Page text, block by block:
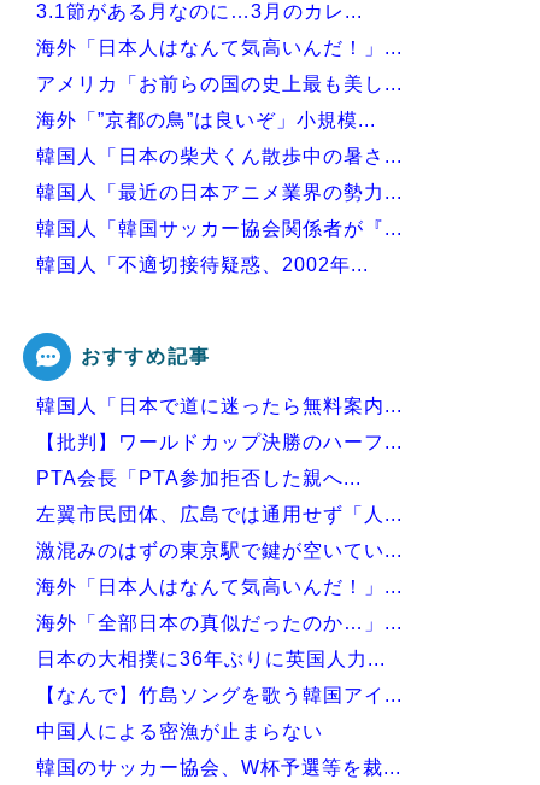
3.1節がある月なのに…3月のカレ...
海外「日本人はなんて気高いんだ！」...
アメリカ「お前らの国の史上最も美し...
海外「”京都の鳥”は良いぞ」小規模...
韓国人「日本の柴犬くん散歩中の暑さ...
韓国人「最近の日本アニメ業界の勢力...
韓国人「韓国サッカー協会関係者が『...
韓国人「不適切接待疑惑、2002年...
Powered by livedoor 相互RSS
おすすめ記事
韓国人「日本で道に迷ったら無料案内...
【批判】ワールドカップ決勝のハーフ...
PTA会長「PTA参加拒否した親へ...
左翼市民団体、広島では通用せず「人...
激混みのはずの東京駅で鍵が空いてい...
海外「日本人はなんて気高いんだ！」...
海外「全部日本の真似だったのか…」...
日本の大相撲に36年ぶりに英国人力...
【なんで】竹島ソングを歌う韓国アイ...
中国人による密漁が止まらない
韓国のサッカー協会、W杯予選等を裁...